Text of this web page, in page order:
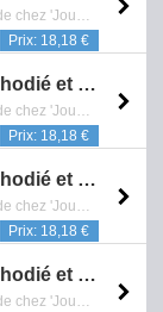
Bracelet argent 925/1000e (0,92 g) de chez 'Jouailla Bijoux' (Ref: 31812833O) - Longueur: 16 cm - Garantie 5 ans contre tout vice de fabrication - Reference: 0601.007.6120
Prix: 18,18 €
Bracelet argent 925/1000 rhodié et boules recouvertes d'émail bleu ciel (31812833BC)
Bracelet argent 925/1000e (0,92 g) de chez 'Jouailla Bijoux' (Ref: 31812833BC) - Longueur: 16 cm - Garantie 5 ans contre tout vice de fabrication - Reference: 0601.002.6120
Prix: 18,18 €
Bracelet argent 925/1000 rhodié et boules recouvertes d'émail jaune (31812833J)
Bracelet argent 925/1000e (0,92 g) de chez 'Jouailla Bijoux' (Ref: 31812833J) - Longueur: 16 cm - Garantie 5 ans contre tout vice de fabrication - Reference: 0601.005.6120
Prix: 18,18 €
Bracelet argent 925/1000 rhodié et boules recouvertes d'émail rose (31812833ROS)
Bracelet argent 925/1000e (0,92 g) de chez 'Jouailla Bijoux' (Ref: 31812833ROS) - Longueur: 16 cm - Garantie 5 ans contre tout vice de fabrication - Reference: 0601.001.6120